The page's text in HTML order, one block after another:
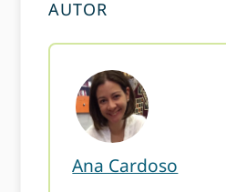
AUTOR
Ana Cardoso